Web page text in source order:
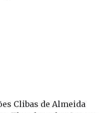
Clibas de Almeida